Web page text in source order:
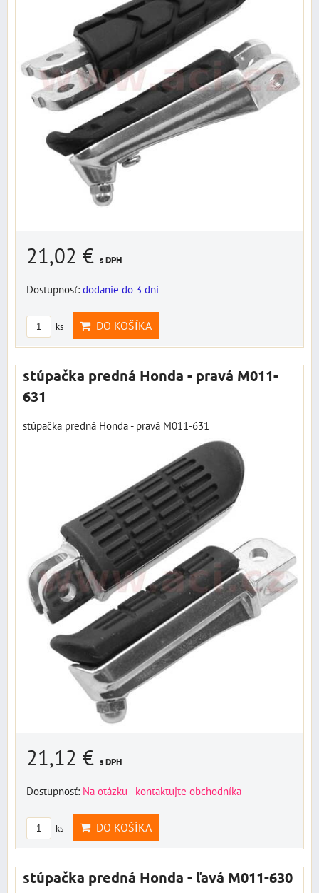
21,02 € s DPH
Dostupnosť: dodanie do 3 dní
ks DO KOŠÍKA
stúpačka predná Honda - pravá M011-
631
stúpačka predná Honda - pravá M011-631
21,12 € s DPH
Dostupnosť: Na otázku - kontaktujte obchodníka
ks DO KOŠÍKA
stúpačka predná Honda - ľavá M011-630